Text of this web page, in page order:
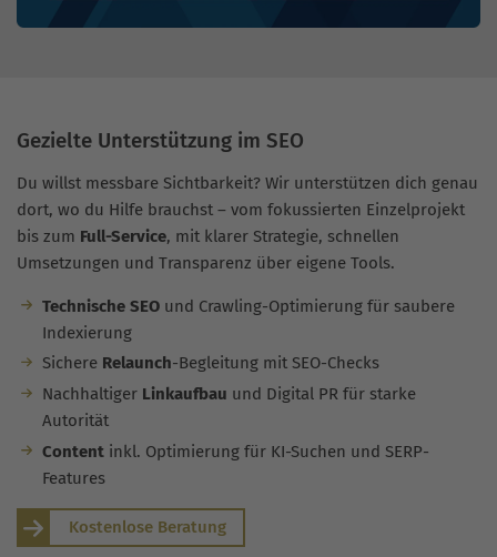
Gezielte Unterstützung im SEO
Du willst messbare Sichtbarkeit? Wir unterstützen dich genau
dort, wo du Hilfe brauchst – vom fokussierten Einzelprojekt
bis zum Full-Service, mit klarer Strategie, schnellen
Umsetzungen und Transparenz über eigene Tools.
Technische SEOund Crawling-Optimierung für saubere
Indexierung
Sichere Relaunch-Begleitung mit SEO-Checks
Nachhaltiger Linkaufbau und Digital PR für starke
Autorität
Contentinkl. Optimierung für KI-Suchen und SERP-
Features
Kostenlose Beratung